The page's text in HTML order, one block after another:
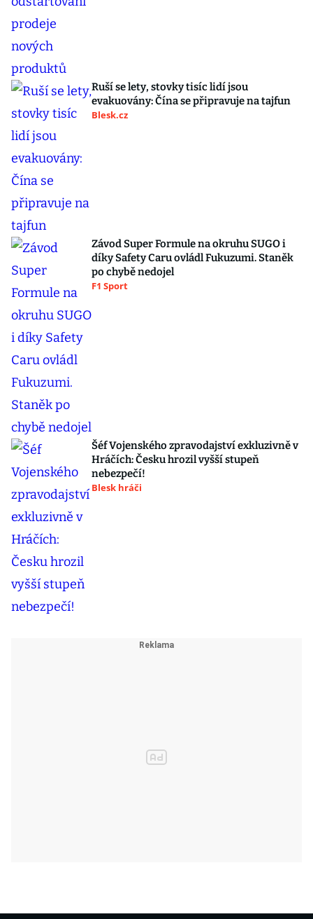
Ruší se lety, stovky tisíc lidí jsou
evakuovány: Čína se připravuje na tajfun
Blesk.cz
Závod Super Formule na okruhu SUGO i
díky Safety Caru ovládl Fukuzumi. Staněk
po chybě nedojel
F1 Sport
Šéf Vojenského zpravodajství exkluzivně v
Hráčích: Česku hrozil vyšší stupeň
nebezpečí!
Blesk hráči